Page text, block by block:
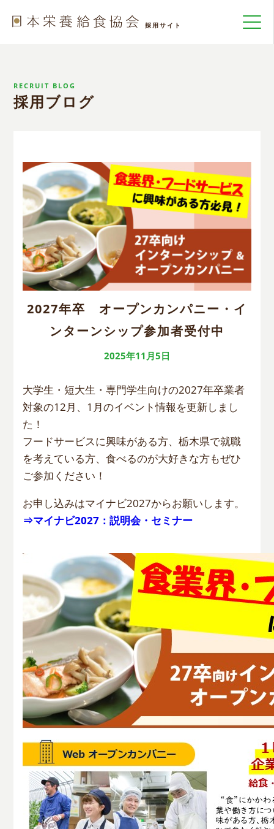
RECRUIT BLOG
採用ブログ
2027年卒 オープンカンパニー・イ
ンターンシップ参加者受付中
2025年11月5日
大学生・短大生・専門学生向けの2027年卒業者
対象の12月、1月のイベント情報を更新しまし
た！
フードサービスに興味がある方、栃木県で就職
を考えている方、食べるのが大好きな方もぜひ
ご参加ください！
お申し込みはマイナビ2027からお願いします。
⇒マイナビ2027：説明会・セミナー